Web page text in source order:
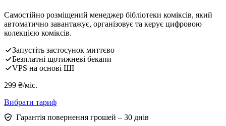
Самостійно розміщений менеджер бібліотеки коміксів, який
автоматично завантажує, організовує та керує цифровою
колекцією коміксів.
Запустіть застосунок миттєво
Безплатні щотижневі бекапи
VPS на основі ШІ
299 ₴/міс.
Вибрати тариф
Гарантія повернення грошей – 30 днів